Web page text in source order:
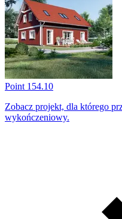
Point 154.10
Zobacz projekt, dla którego
wykończeniowy.